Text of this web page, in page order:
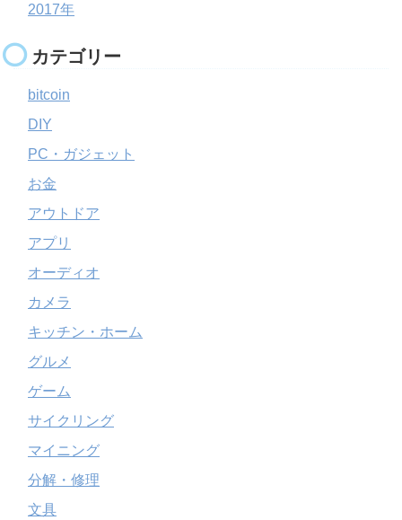
2017年
カテゴリー
bitcoin
DIY
PC・ガジェット
お金
アウトドア
アプリ
オーディオ
カメラ
キッチン・ホーム
グルメ
ゲーム
サイクリング
マイニング
分解・修理
文具